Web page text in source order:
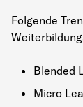
Folgende
Blended
Micro